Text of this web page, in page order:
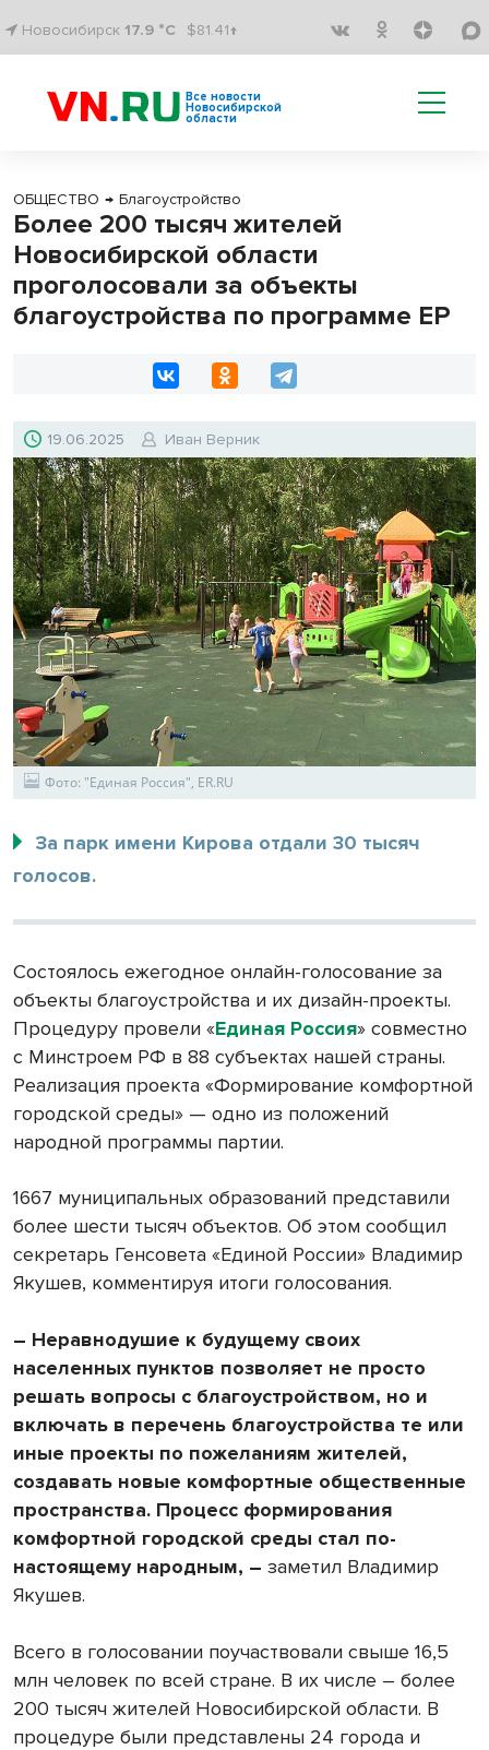
Новосибирск 17.9 °C $81.41↑
Все новости
Новосибирской
области
ОБЩЕСТВО → Благоустройство
Более 200 тысяч жителей
Новосибирской области
проголосовали за объекты
благоустройства по программе ЕР
19.06.2025 Иван Верник
Фото: "Единая Россия", ER.RU
За парк имени Кирова отдали 30 тысяч
голосов.
Состоялось ежегодное онлайн-голосование за
объекты благоустройства и их дизайн-проекты.
Процедуру провели «Единая Россия» совместно
с Минстроем РФ в 88 субъектах нашей страны.
Реализация проекта «Формирование комфортной
городской среды» — одно из положений
народной программы партии.
1667 муниципальных образований представили
более шести тысяч объектов. Об этом сообщил
секретарь Генсовета «Единой России» Владимир
Якушев, комментируя итоги голосования.
– Неравнодушие к будущему своих
населенных пунктов позволяет не просто
решать вопросы с благоустройством, но и
включать в перечень благоустройства те или
иные проекты по пожеланиям жителей,
создавать новые комфортные общественные
пространства. Процесс формирования
комфортной городской среды стал по-
настоящему народным, – заметил Владимир
Якушев.
Всего в голосовании поучаствовали свыше 16,5
млн человек по всей стране. В их числе – более
200 тысяч жителей Новосибирской области. В
процедуре были представлены 24 города и